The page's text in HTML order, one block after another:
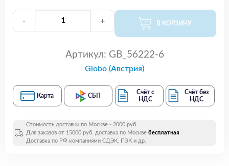
- + В КОРЗИНУ
Артикул: GB_56222-6
Globo (Австрия)
Карта СБП
Счёт с
НДС
Счёт без
НДС
Стоимость доставки по Москве - 2000 руб.
Для заказов от 15000 руб. доставка по Москве бесплатная.
Доставка по РФ компаниями СДЭК, ПЭК и др.